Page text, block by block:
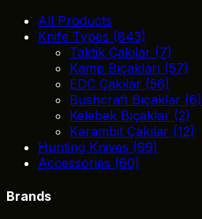
All Products
Knife Types (843)
Taktik Çakılar (7)
Kamp Bıçakları (57)
EDC Çakılar (56)
Bushcraft Bıçaklar (6)
Kelebek Bıçaklar (2)
Karambit Çakılar (12)
Hunting Knives (99)
Accessories (60)
Brands